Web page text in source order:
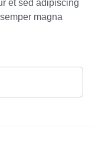
et sed adipiscing
magna